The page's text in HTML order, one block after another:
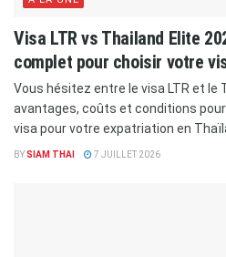
Visa LTR vs Thailand Elite
complet pour choisir votre
Vous hésitez entre le visa LTR et le
avantages, coûts et conditions
visa pour votre expatriation en
BYSIAM THAI 7 JUILLET 2026